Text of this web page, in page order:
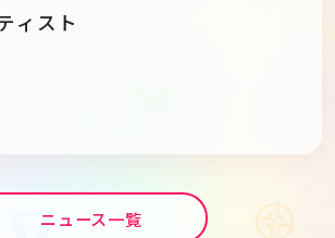
ィスト
ニュース一覧